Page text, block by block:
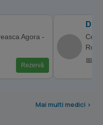
Agora -
Rezervă
Dr.
📅
Mai multi medici >